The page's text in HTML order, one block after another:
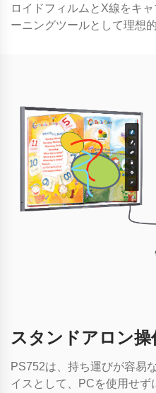
ロイドフィルムとX線をキ
ーニングツールとして理想的
スタンドアロン操
PS752は、持ち運びが容易
イスとして、PCを使用せず